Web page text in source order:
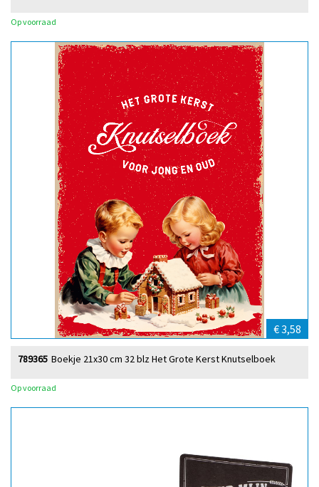
Op voorraad
€ 3,58
Boekje 21x30 cm 32 blz Het Grote Kerst Knutselboek
789365
Op voorraad